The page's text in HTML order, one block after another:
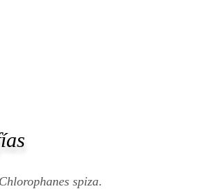
Chlorophanes spiza.